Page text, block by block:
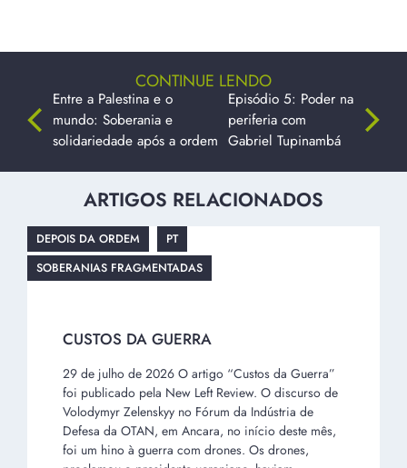
CONTINUE LENDO
Entre a Palestina e o
mundo: Soberania e
solidariedade após a ordem
Episódio 5: Poder na
periferia com
Gabriel Tupinambá
ARTIGOS RELACIONADOS
DEPOIS DA ORDEM
PT
SOBERANIAS FRAGMENTADAS
CUSTOS DA GUERRA
29 de julho de 2026 O artigo “Custos da Guerra”
foi publicado pela New Left Review. O discurso de
Volodymyr Zelenskyy no Fórum da Indústria de
Defesa da OTAN, em Ancara, no início deste mês,
foi um hino à guerra com drones. Os drones,